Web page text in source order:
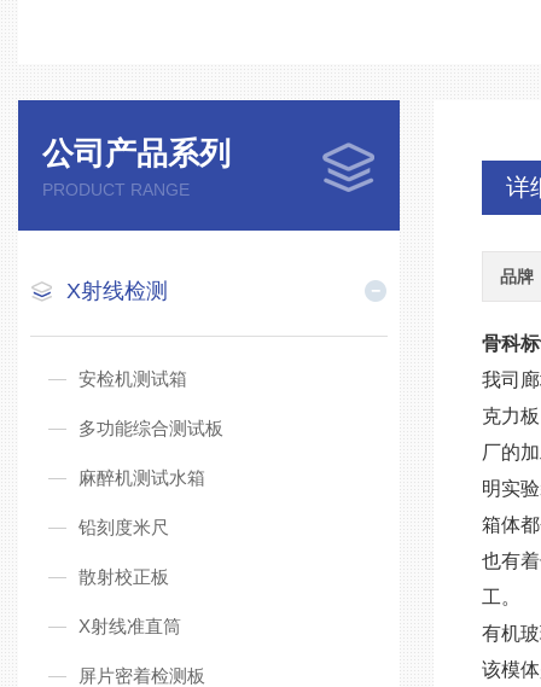
公司产品系列
PRODUCT RANGE
X射线检测
安检机测试箱
多功能综合测试板
麻醉机测试水箱
铅刻度米尺
散射校正板
X射线准直筒
屏片密着检测板
详
品牌
骨科
我司
克力
厂的
明实
箱体
也有
工。
有机
该模体